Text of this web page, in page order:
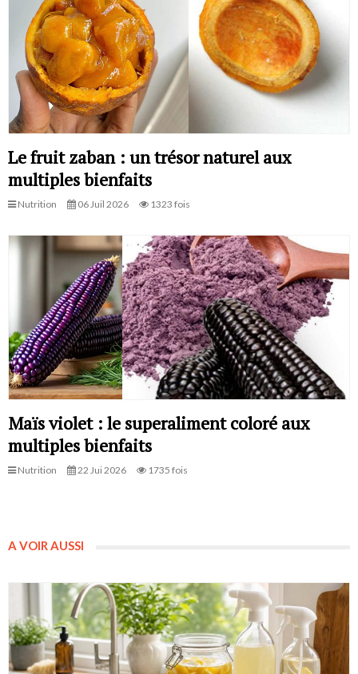
Le fruit zaban : un trésor naturel aux
multiples bienfaits
Nutrition 06 Juil 2026 1323 fois
Maïs violet : le superaliment coloré aux
multiples bienfaits
Nutrition 22 Jui 2026 1735 fois
A VOIR AUSSI